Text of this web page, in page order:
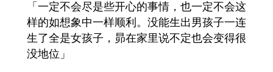
「一定不会尽是些开心的事情，也一定不会这
样的如想象中一样顺利。没能生出男孩子一连
生了全是女孩子，昴在家里说不定也会变得很
没地位」